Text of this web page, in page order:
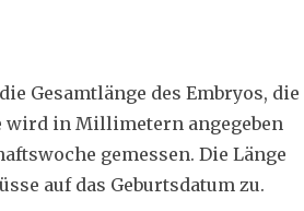
Gesamtlänge des Embryos, die
wird in Millimetern angegeben
gemessen. Die Länge
auf das Geburtsdatum zu.